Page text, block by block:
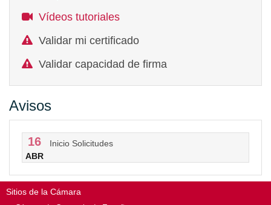
Vídeos tutoriales
Validar mi certificado
Validar capacidad de firma
Avisos
16
ABR
Inicio Solicitudes
Sitios de la Cámara